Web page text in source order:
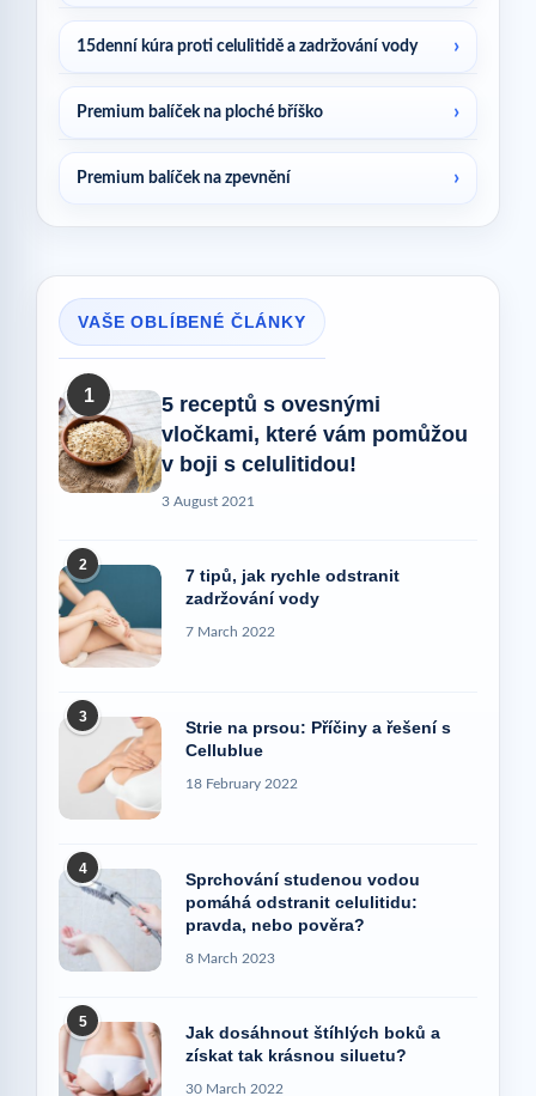
15denní kúra proti celulitidě a zadržování vody
Premium balíček na ploché bříško
Premium balíček na zpevnění
VAŠE OBLÍBENÉ ČLÁNKY
1
5 receptů s ovesnými
vločkami, které vám pomůžou
v boji s celulitidou!
3 August 2021
2
7 tipů, jak rychle odstranit
zadržování vody
7 March 2022
3
Strie na prsou: Příčiny a řešení s
Cellublue
18 February 2022
4
Sprchování studenou vodou
pomáhá odstranit celulitidu:
pravda, nebo pověra?
8 March 2023
5
Jak dosáhnout štíhlých boků a
získat tak krásnou siluetu?
30 March 2022